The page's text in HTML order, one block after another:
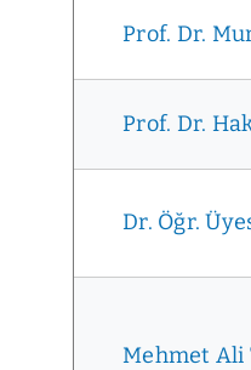
Prof. Dr.
Prof. Dr.
Dr. Öğr.
Mehmet Ali